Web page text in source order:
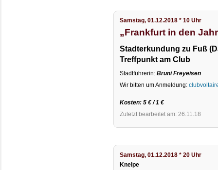
Samstag, 01.12.2018 * 10 Uhr
„Frankfurt in den
Stadterkundung zu Fuß
Treffpunkt am Club
Stadtführerin: Bruni Freyeisen
Wir bitten um Anmeldung:
Kosten: 5 € / 1 €
Zuletzt bearbeitet am: 26.11.18
Samstag, 01.12.2018 * 20 Uhr
Kneipe